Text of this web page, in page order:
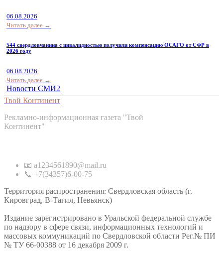
06.08.2026
Читать далее →
544 свердловчанина с инвалидностью получили компенсацию ОСАГО от СФР в
2026 году
06.08.2026
Читать далее →
Новости СМИ2
Твой Континент
Рекламно-информационная газета "Твой
Континент"
📧 a1234561890@mail.ru
📞 +7(34357)6-00-75
Территория распространения: Свердловская область (г.
Кировград, В-Тагил, Невьянск)
Издание зарегистрировано в Уральской федеральной службе
по надзору в сфере связи, информационных технологий и
массовых коммуникаций по Свердловской области Рег.№ ПИ
№ ТУ 66-00388 от 16 декабря 2009 г.